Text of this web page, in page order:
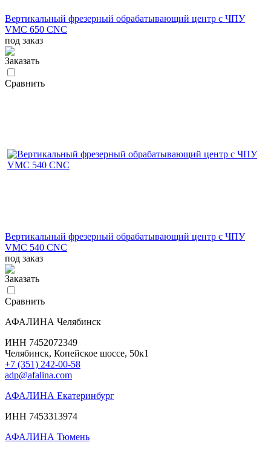
Вертикальный фрезерный обрабатывающий центр с ЧПУ
VMC 650 CNC
под заказ
Заказать
Сравнить
Вертикальный фрезерный обрабатывающий центр с ЧПУ
VMC 540 CNC
под заказ
Заказать
Сравнить
АФАЛИНА Челябинск
ИНН 7452072349
Челябинск, Копейское шоссе, 50к1
+7 (351) 242-00-58
adp@afalina.com
АФАЛИНА Екатеринбург
ИНН 7453313974
АФАЛИНА Тюмень